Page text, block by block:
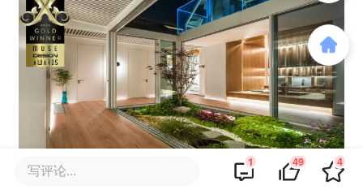
来源：崛貌国际艺术设计
写评论... 1 49 4